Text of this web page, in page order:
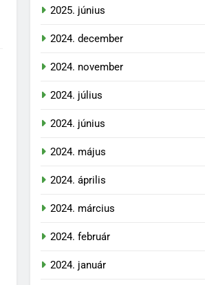
2025. június
2024. december
2024. november
2024. július
2024. június
2024. május
2024. április
2024. március
2024. február
2024. január